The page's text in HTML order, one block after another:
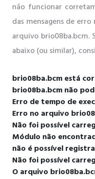
não funcionar
das mensagens de
arquivo brio08ba.bcm.
abaixo (ou similar),
brio08ba.bcm está
brio08ba.bcm não
Erro de tempo de
Erro no arquivo
Não foi possível
Módulo não
não é possível
Não foi possível
O arquivo